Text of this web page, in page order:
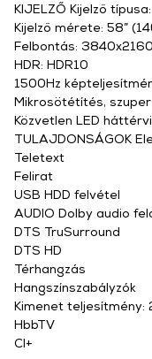
KIJELZŐ Kijelző
Kijelző mérete: 58”
Felbontás:
HDR: HDR10
1500Hz
Mikrosötétítés,
Közvetlen LED
TULAJDONSÁGOK
Teletext
Felirat
USB HDD felvétel
AUDIO Dolby audio
DTS TruSurround
DTS HD
Térhangzás
Hangszínszabályzók
Kimenet teljesítmény:
HbbTV
CI+